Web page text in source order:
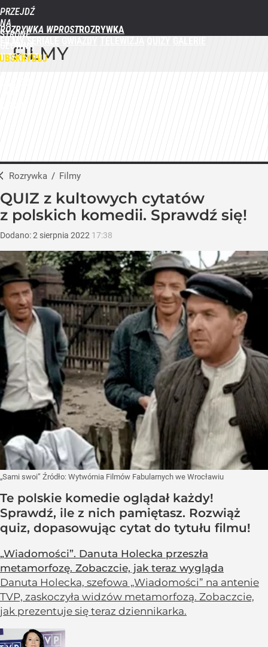
PRZEJDŹ
NA
STRONĘ
GŁÓWNĄ
WPROST.PL
ROZRYWKA WPROST
FILMY
Rozrywka / Filmy
QUIZ z kultowych cytatów
z polskich komedii. Sprawdź się!
Dodano:2 sierpnia 2022 17:38
„Sami swoi” Źródło: Wytwórnia Filmów Fabularnych we Wrocławiu
Te polskie komedie oglądał każdy!
Sprawdź, ile z nich pamiętasz. Rozwiąż
quiz, dopasowując cytat do tytułu filmu!
„Wiadomości”. Danuta Holecka przeszła
metamorfozę. Zobaczcie, jak teraz wygląda
Danuta Holecka, szefowa „Wiadomości” na antenie
TVP, zaskoczyła widzów metamorfozą. Zobaczcie,
jak prezentuje się teraz dziennikarka.